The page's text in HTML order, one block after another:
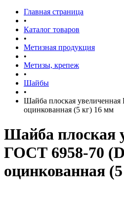
Главная страница
•
Каталог товаров
•
Метизная продукция
•
Метизы, крепеж
•
Шайбы
•
Шайба плоская
оцинкованная (5 кг) 16 мм
Шайба плоская
ГОСТ 6958-70
оцинкованная